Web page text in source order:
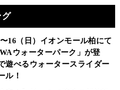
グ
16（日）イオンモール柏にて
ウォーターパーク」が登
遊べるウォータースライダー
ル！